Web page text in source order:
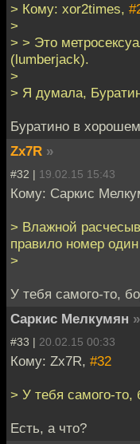
> Кому: xor2times,
>
> > Это
(lumberjack).
>
> Я думала,
Буратино в
Zx7R »
#32 | 19.02.15 15:43
Кому: Саркис
> Влажной
правило номер
>
У тебя самого-то,
Саркис Мелкумян »
#33 | 20.02.15 00:33
Кому: Zx7R, #32
> У тебя самого-то,
Есть, а что?